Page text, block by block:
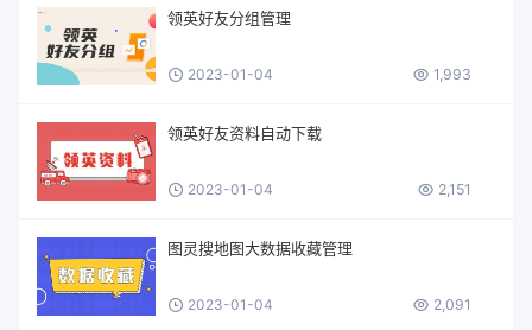
领英好友分组管理
2023-01-04 1,993
领英好友资料自动下载
2023-01-04 2,151
图灵搜地图大数据收藏管理
2023-01-04 2,091